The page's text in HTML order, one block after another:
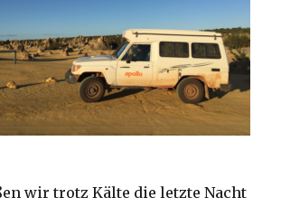
wir trotz Kälte die letzte Nacht